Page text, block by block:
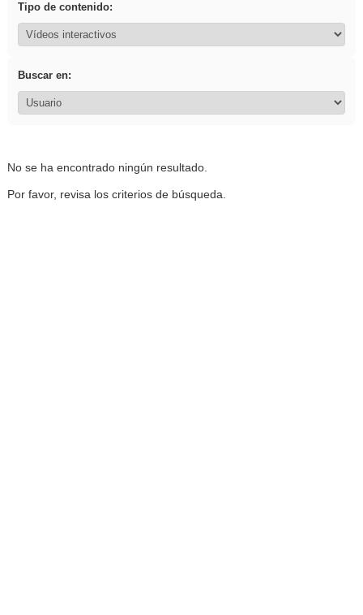
Tipo de contenido:
Buscar en:
No se ha encontrado ningún resultado.
Por favor, revisa los criterios de búsqueda.